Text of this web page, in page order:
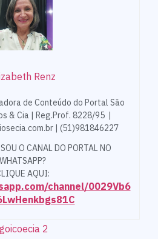
Renz
de Conteúdo do Portal São
& Cia | Reg.Prof. 8228/95 |
| (51)981846227
O CANAL DO PORTAL NO
WHATSAPP?
AQUI:
channel/0029Vb6